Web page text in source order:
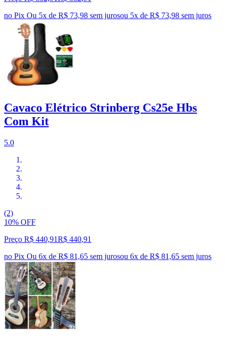
no Pix Ou 5x de R$ 73,98 sem jurosou 5x de R$ 73,98 sem juros
Cavaco Elétrico Strinberg Cs25e Hbs
Com Kit
5.0
(2)
10% OFF
Preço R$ 440,91R$ 440,91
no Pix Ou 6x de R$ 81,65 sem jurosou 6x de R$ 81,65 sem juros